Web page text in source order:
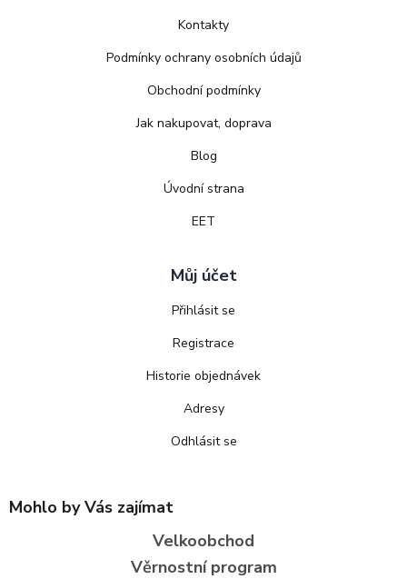
Kontakty
Podmínky ochrany osobních údajů
Obchodní podmínky
Jak nakupovat, doprava
Blog
Úvodní strana
EET
Můj účet
Přihlásit se
Registrace
Historie objednávek
Adresy
Odhlásit se
Mohlo by Vás zajímat
Velkoobchod
Věrnostní program